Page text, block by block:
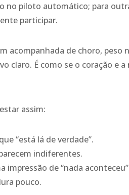
no piloto automático; para
participar.
acompanhada de choro, peso
claro. É como se o coração e
assim:
“está lá de verdade”.
indiferentes.
impressão de “nada
pouco.